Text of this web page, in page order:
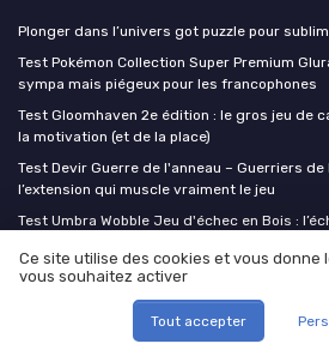
Plonger dans l’univers got puzzle pour
Test Pokémon Collection Super Premium
sympa mais piégeux pour les francophones
Test Gloomhaven 2e édition : le gros jeu de
la motivation (et de la place)
Test Devir Guerre de l'anneau – Guerriers de
l’extension qui muscle vraiment le jeu
Test Umbra Wobble Jeu d'échec en Bois :
Regles de jeux
Ce site utilise des cookies et vous donne
vous souhaitez activer
Tout accepter